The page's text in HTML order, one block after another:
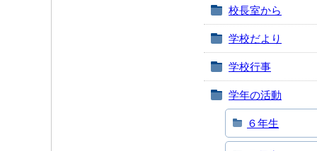
校長室から
学校だより
学校行事
学年の活動
６年生